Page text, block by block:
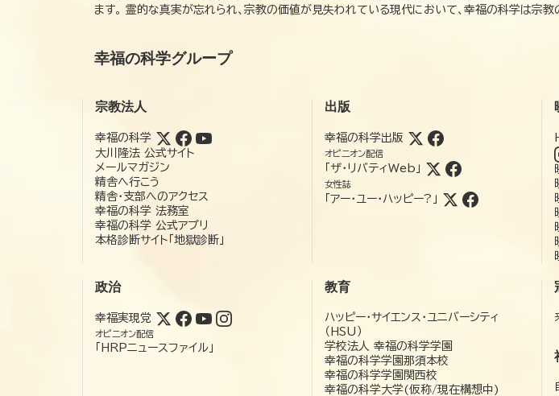
ます。 霊的な真実が忘れられ、宗教の価値が見失われている現代において、幸福の科学は宗教
幸福の科学グループ
宗教法人
幸福の科学
大川隆法 公式サイト
メールマガジン
精舎へ行こう
精舎・支部へのアクセス
幸福の科学 法務室
幸福の科学 公式アプリ
本格診断サイト「地獄診断」
出版
幸福の科学出版
オピニオン配信
「ザ・リバティWeb」
女性誌
「アー・ユー・ハッピー?」
政治
幸福実現党
オピニオン配信
「HRPニュースファイル」
教育
ハッピー・サイエンス・ユニバーシティ
（HSU）
学校法人 幸福の科学学園
幸福の科学学園那須本校
幸福の科学学園関西校
幸福の科学大学(仮称/現在構想中)